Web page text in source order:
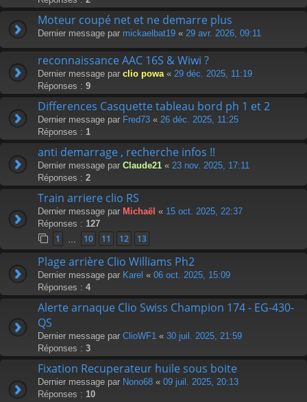
Moteur coupé net et ne demarre plus
Dernier message par mickaelbat19 « 29 avr. 2026, 09:11
reconnaissance AAC 16S & Wiwi ?
Dernier message par clio powa « 29 déc. 2025, 11:19
Réponses : 9
Differences Casquette tableau bord ph 1 et 2
Dernier message par Fred73 « 26 déc. 2025, 11:25
Réponses : 1
anti demarrage , recherche infos !!
Dernier message par Claude21 « 23 nov. 2025, 17:11
Réponses : 2
Train arriere clio RS
Dernier message par Michaël « 15 oct. 2025, 22:37
Réponses : 127
1 10 11 12 13
Plage arrière Clio Williams Ph2
Dernier message par Karel « 06 oct. 2025, 15:09
Réponses : 4
Alerte arnaque Clio Swiss Champion 174 - EG-430-
QS
Dernier message par ClioWF1 « 30 juil. 2025, 21:59
Réponses : 3
Fixation Recuperateur huile sous boite
Dernier message par Nono68 « 09 juil. 2025, 20:13
Réponses : 10